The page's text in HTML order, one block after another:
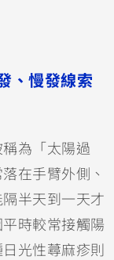
、慢發線索
為「太陽過
在手臂外側、
半天到一天才
時較常接觸陽
光性蕁麻疹則